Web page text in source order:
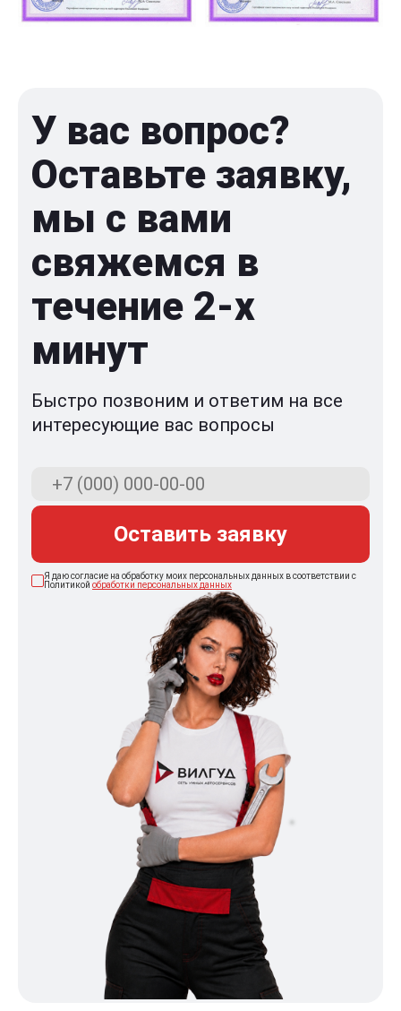
У вас вопрос?
Оставьте заявку,
мы с вами
свяжемся в
течение 2-x
минут
Быстро позвоним и ответим на все
интересующие вас вопросы
Оставить заявку
Я даю согласие на обработку моих персональных данных в соответствии с
Политикой обработки персональных данных